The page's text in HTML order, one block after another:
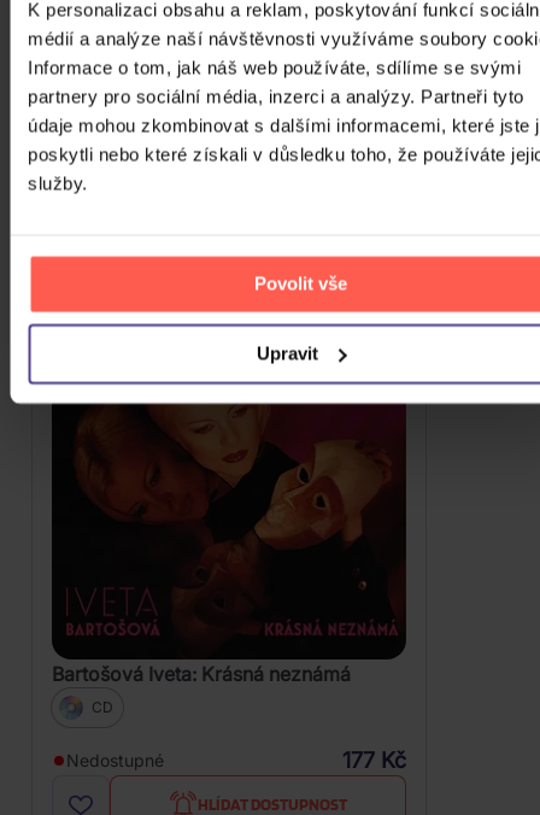
K personalizaci obsahu a reklam, poskytování funkcí
médií a analýze naší návštěvnosti využíváme soubory
Informace o tom, jak náš web používáte, sdílíme se svými
partnery pro sociální média, inzerci a analýzy. Partneři tyto
údaje mohou zkombinovat s dalšími informacemi, které jste
poskytli nebo které získali v důsledku toho, že používáte
služby.
Povolit vše
Upravit
Bartošová Iveta: Ve jménu lásky (25th
anniversary)
CD
Skladem 289 Kč
Bartošová Iveta: Krásná neznámá
CD
Nedostupné 177 Kč
HLÍDAT DOSTUPNOST